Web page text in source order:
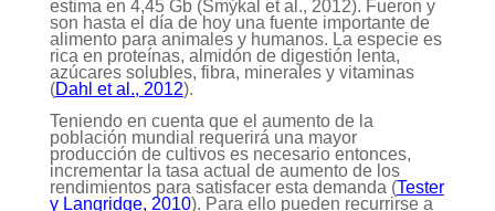
estima en 4,45 Gb (Smýkal et al., 2012). Fueron y
son hasta el día de hoy una fuente importante de
alimento para animales y humanos. La especie es
rica en proteínas, almidón de digestión lenta,
azúcares solubles, fibra, minerales y vitaminas
(Dahl et al., 2012).
Teniendo en cuenta que el aumento de la
población mundial requerirá una mayor
producción de cultivos es necesario entonces,
incrementar la tasa actual de aumento de los
rendimientos para satisfacer esta demanda (Tester
y Langridge, 2010). Para ello pueden recurrirse a